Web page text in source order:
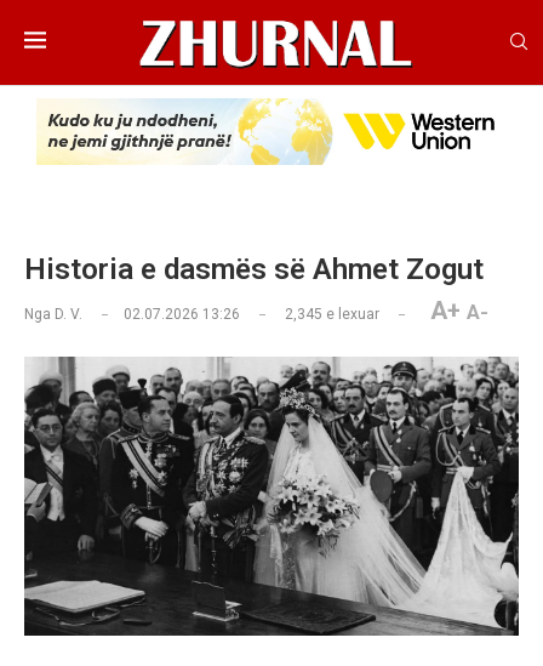
Historia e dasmës së Ahmet Zogut
Nga D. V. 02.07.2026 13:26 2,345 e lexuar A+ A-